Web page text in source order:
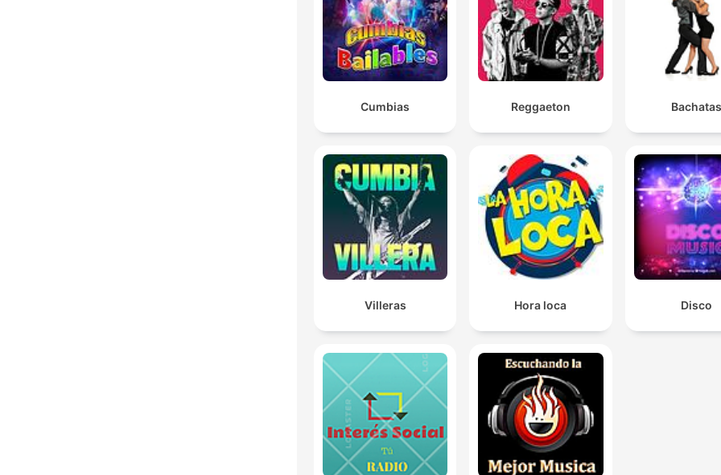
Cumbias Reggaeton Bachatas
Villeras Hora loca Disco